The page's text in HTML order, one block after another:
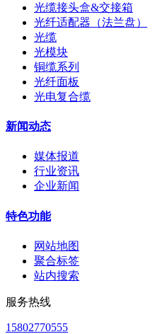
光缆接头盒&交接箱
光纤适配器（法兰盘）
光缆
光模块
铜缆系列
光纤面板
光电复合缆
新闻动态
媒体报道
行业资讯
企业新闻
特色功能
网站地图
聚合标签
站内搜索
服务热线
15802770555